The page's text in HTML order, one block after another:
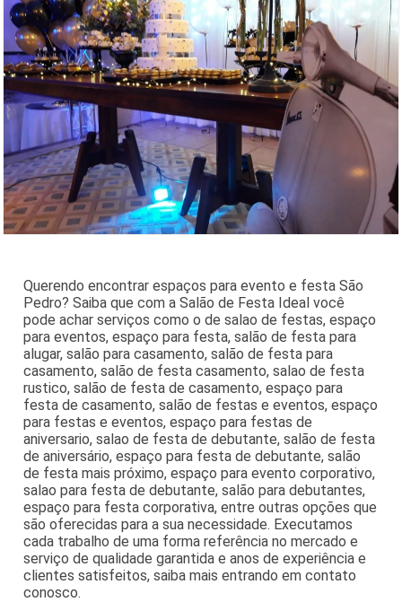
Querendo encontrar espaços para evento e festa São
Pedro? Saiba que com a Salão de Festa Ideal você
pode achar serviços como o de salao de festas, espaço
para eventos, espaço para festa, salão de festa para
alugar, salão para casamento, salão de festa para
casamento, salão de festa casamento, salao de festa
rustico, salão de festa de casamento, espaço para
festa de casamento, salão de festas e eventos, espaço
para festas e eventos, espaço para festas de
aniversario, salao de festa de debutante, salão de festa
de aniversário, espaço para festa de debutante, salão
de festa mais próximo, espaço para evento corporativo,
salao para festa de debutante, salão para debutantes,
espaço para festa corporativa, entre outras opções que
são oferecidas para a sua necessidade. Executamos
cada trabalho de uma forma referência no mercado e
serviço de qualidade garantida e anos de experiência e
clientes satisfeitos, saiba mais entrando em contato
conosco.